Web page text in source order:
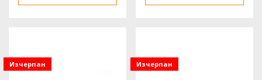
Изчерпан Изчерпан